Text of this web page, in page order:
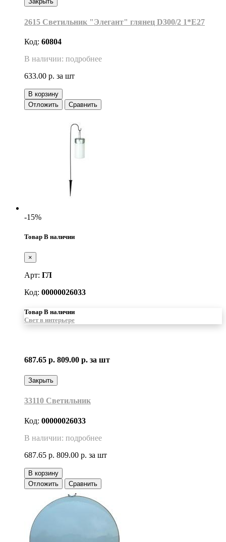
2615 Светильник "Элегант" глянец D300/2 1*Е27
Код: 60804
В наличии: подробнее
633.00 р. за шт
В корзину
Отложить
Сравнить
-15%
Товар В наличии
×
Арт: ГЛ
Код: 00000026033
Товар В наличии
Свет в интерьере
687.65 р. 809.00 р. за шт
Закрыть
33110 Светильник
Код: 00000026033
В наличии: подробнее
687.65 р. 809.00 р. за шт
В корзину
Отложить
Сравнить